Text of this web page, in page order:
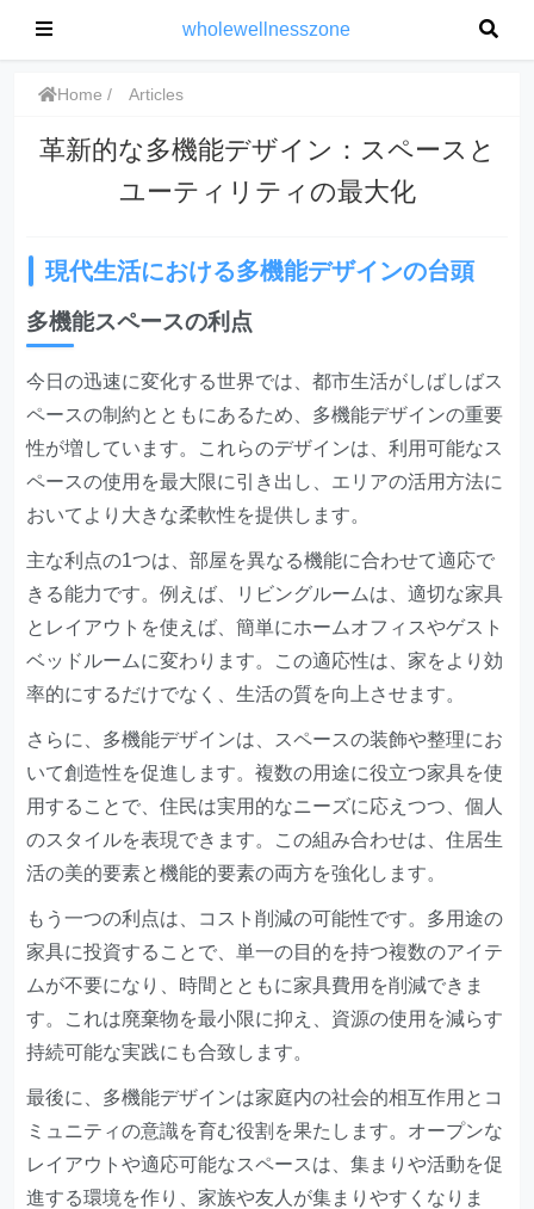
wholewellnesszone
Home Articles
革新的な多機能デザイン：スペースと
ユーティリティの最大化
現代生活における多機能デザインの台頭
多機能スペースの利点
今日の迅速に変化する世界では、都市生活がしばしばス
ペースの制約とともにあるため、多機能デザインの重要
性が増しています。これらのデザインは、利用可能なス
ペースの使用を最大限に引き出し、エリアの活用方法に
おいてより大きな柔軟性を提供します。
主な利点の1つは、部屋を異なる機能に合わせて適応で
きる能力です。例えば、リビングルームは、適切な家具
とレイアウトを使えば、簡単にホームオフィスやゲスト
ベッドルームに変わります。この適応性は、家をより効
率的にするだけでなく、生活の質を向上させます。
さらに、多機能デザインは、スペースの装飾や整理にお
いて創造性を促進します。複数の用途に役立つ家具を使
用することで、住民は実用的なニーズに応えつつ、個人
のスタイルを表現できます。この組み合わせは、住居生
活の美的要素と機能的要素の両方を強化します。
もう一つの利点は、コスト削減の可能性です。多用途の
家具に投資することで、単一の目的を持つ複数のアイテ
ムが不要になり、時間とともに家具費用を削減できま
す。これは廃棄物を最小限に抑え、資源の使用を減らす
持続可能な実践にも合致します。
最後に、多機能デザインは家庭内の社会的相互作用とコ
ミュニティの意識を育む役割を果たします。オープンな
レイアウトや適応可能なスペースは、集まりや活動を促
進する環境を作り、家族や友人が集まりやすくなりま